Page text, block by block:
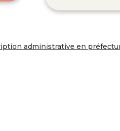
administrative en